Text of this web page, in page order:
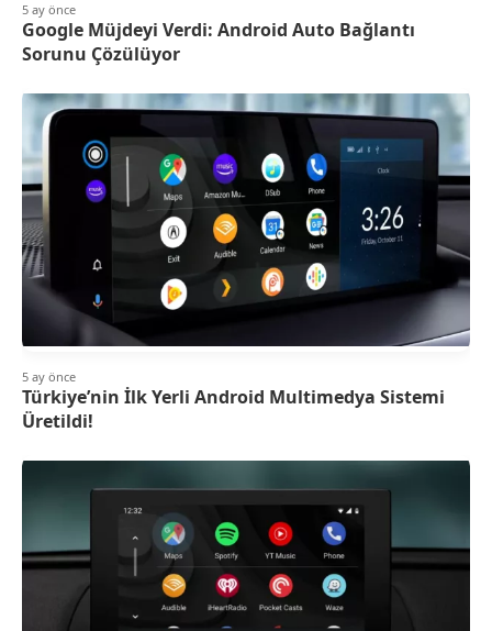
5 ay önce
Google Müjdeyi Verdi: Android Auto Bağlantı
Sorunu Çözülüyor
5 ay önce
Türkiye’nin İlk Yerli Android Multimedya Sistemi
Üretildi!